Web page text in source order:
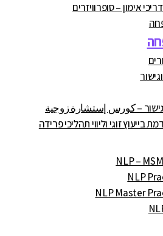
אימון – סופרוויזרים
וגישור – كورس إستشارة زوجية
זוגי וליווי תהליכי פרידה